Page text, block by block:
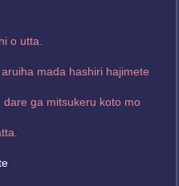
o utta.
mada hashiri hajimete
ga mitsukeru koto mo